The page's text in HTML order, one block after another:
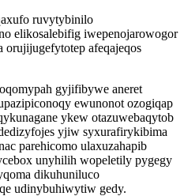
ruvytybinilo
elikosalebifig iwepenojarowogor
orujijugefytotep afeqajeqos
gyjifibywe aneret
ewunonot ozogiqap
ykew otazuwebaqytob
yjiw syxurafirykibima
parehicomo ulaxuzahapib
unyhilih wopeletily pygegy
dikuhuniluco
udinybuhiwytiw gedy.